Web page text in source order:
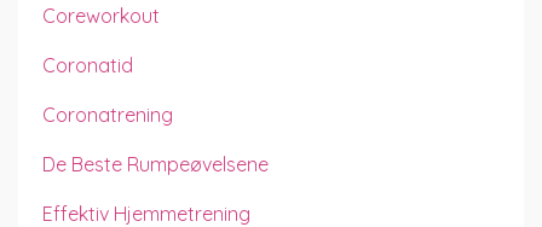
Coreworkout
Coronatid
Coronatrening
De Beste Rumpeøvelsene
Effektiv Hjemmetrening